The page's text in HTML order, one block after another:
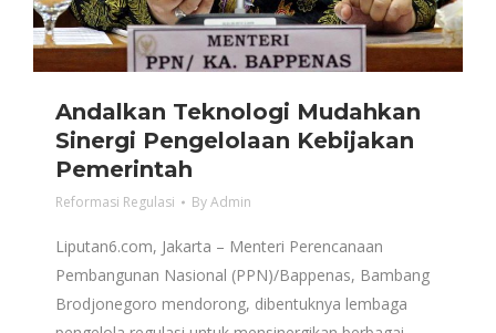
Andalkan Teknologi Mudahkan
Sinergi Pengelolaan Kebijakan
Pemerintah
Reformasi Regulasi ByAdmin
Liputan6.com, Jakarta – Menteri Perencanaan
Pembangunan Nasional (PPN)/Bappenas, Bambang
Brodjonegoro mendorong, dibentuknya lembaga